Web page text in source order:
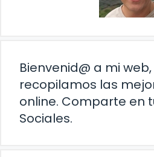
Bienvenid@ a mi
recopilamos las
online. Comparte en
Sociales.